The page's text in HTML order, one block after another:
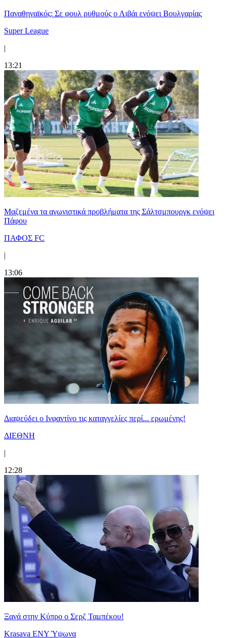
Παναθηναϊκός: Σε φουλ ρυθμούς ο Λιβάι ενόψει Βουλγαρίας
Super League
|
13:21
Μαζεμένα τα αγωνιστικά προβλήματα της Σάλτσμπουργκ ενόψει
Πάφου
ΠΑΦΟΣ FC
|
13:06
Διαψεύδει ο Ινφαντίνο τις καταγγελίες περί... ερωμένης!
ΔΙΕΘΝΗ
|
12:28
Ξανά στην Κύπρο ο Σερζ Ταμπέκου!
Krasava ENY Ύψωνα